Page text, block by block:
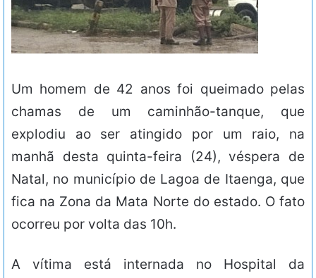
Um homem de 42 anos foi queimado pelas
chamas de um caminhão-tanque, que
explodiu ao ser atingido por um raio, na
manhã desta quinta-feira (24), véspera de
Natal, no município de Lagoa de Itaenga, que
fica na Zona da Mata Norte do estado. O fato
ocorreu por volta das 10h.
A vítima está internada no Hospital da